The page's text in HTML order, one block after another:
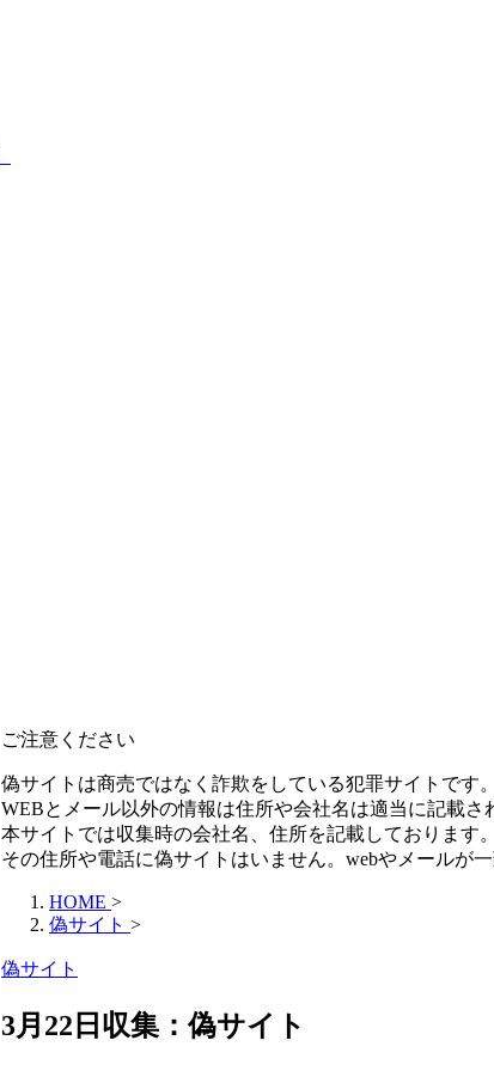
ご注意ください
偽サイトは商売ではなく詐欺をしている犯罪サイトです。
WEBとメール以外の情報は住所や会社名は適当に記載さ
本サイトでは収集時の会社名、住所を記載しております。
その住所や電話に偽サイトはいません。webやメールが
HOME >
偽サイト >
偽サイト
3月22日収集：偽サイト